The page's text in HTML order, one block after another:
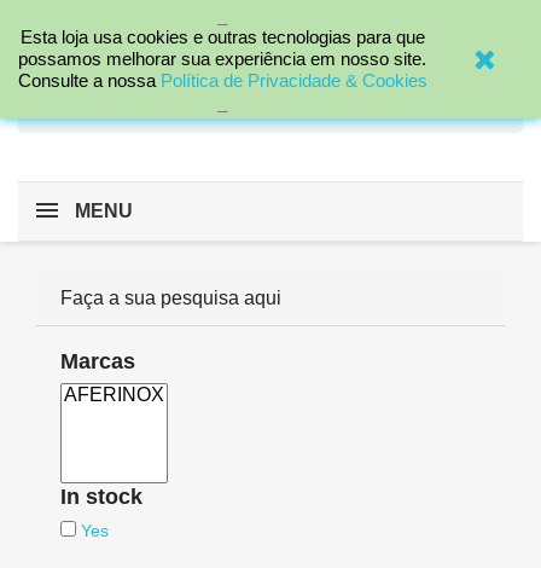

MENU
Faça a sua pesquisa aqui
Marcas
In stock
Yes
Esta loja usa cookies e outras tecnologias para que
possamos melhorar sua experiência em nosso site.
Consulte a nossa Política de Privacidade & Cookies